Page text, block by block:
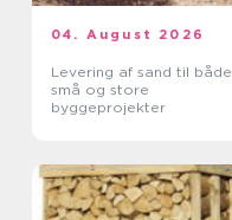
04. August 2026
Levering af sand til både
små og store
byggeprojekter